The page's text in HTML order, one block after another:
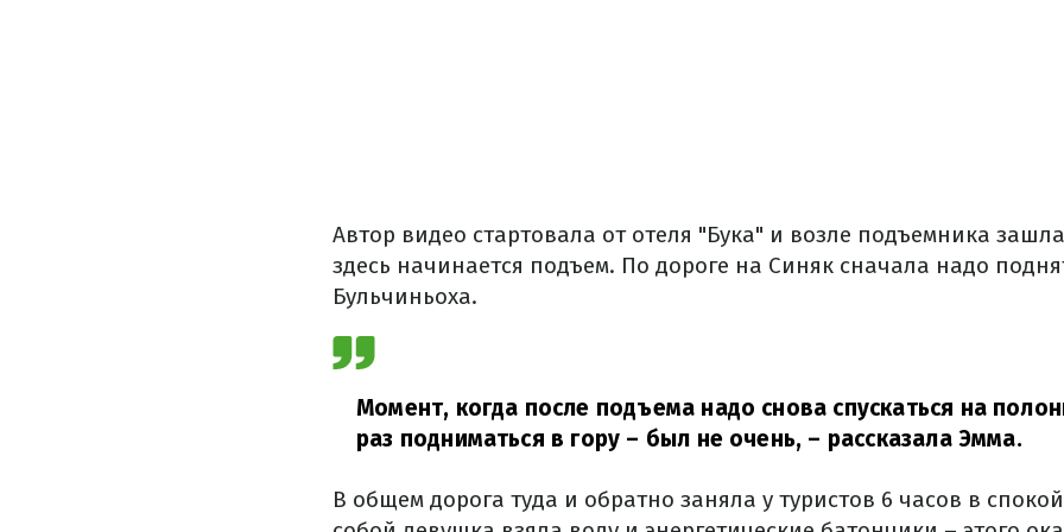
Автор видео стартовала от отеля "Бука" и возле подъемника
здесь начинается подъем. По дороге на Синяк сначала надо
Бульчиньоха.
Момент, когда после подъема надо снова спускаться на
раз подниматься в гору – был не очень, – рассказала Эмма.
В общем дорога туда и обратно заняла у туристов 6 часов в